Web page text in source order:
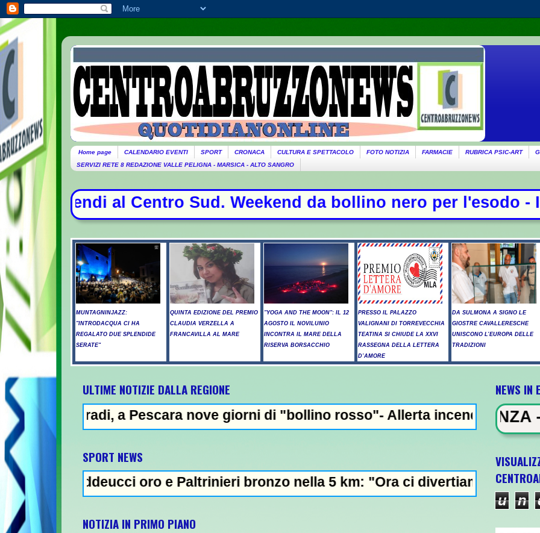
Home page CALENDARIO EVENTI SPORT CRONACA CULTURA E SPETTACOLO FOTO NOTIZIA FARMACIE RUBRICA PSIC-ART
SERVIZI RETE 8 REDAZIONE VALLE PELIGNA - MARSICA - ALTO SANGRO
Sud. Weekend da bollino nero per l'esodo - Il governo
MUNTAGNINJAZZ:
"INTRODACQUA CI HA
REGALATO DUE SPLENDIDE
SERATE"
QUINTA EDIZIONE DEL PREMIO
CLAUDIA VERZELLA A
FRANCAVILLA AL MARE
"YOGA AND THE MOON": IL 12
AGOSTO IL NOVILUNIO
INCONTRA IL MARE DELLA
RISERVA BORSACCHIO
PRESSO IL PALAZZO
VALIGNANI DI TORREVECCHIA
TEATINA SI CHIUDE LA XXVI
RASSEGNA DELLA LETTERA
D’AMORE
DA SULMONA A SIGNO LE
GIOSTRE CAVALLERESCHE
UNISCONO L’EUROPA DELLE
TRADIZIONI
ULTIME NOTIZIE DALLA REGIONE
a Pescara nove giorni di "bollino rosso"- Allerta incendi in Abruzzo,
SPORT NEWS
oro e Paltrinieri bronzo nella 5 km: "Ora ci divertiamo in staffetta"-
NOTIZIA IN PRIMO PIANO
NEWS IN
NEWS IN EVIDENZA - Raid russi
u n